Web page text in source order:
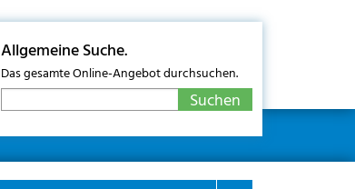
Allgemeine Suche.
Das gesamte Online-Angebot durchsuchen.